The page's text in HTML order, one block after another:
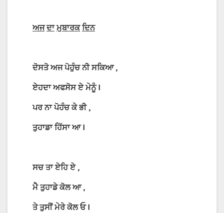
ਅਜ ਦਾ ਮੁਬਾਰਕ ਦਿਨ
ਦੋਸਤੋ ਅਜ ਪੋਹੁੰਚ ਨੀ ਸਕਿਆ,
ਏਹਦਾ ਅਫਸੋਸ ਏ ਮੇਨੂੰ I
ਪਰ ਨਾ ਪੋਹੰਚ ਕੇ ਭੀ,
ਤੁਹਾਡਾ ਹਿੱਸਾ ਆ I
ਸਚ ਤਾ ਏਹਿ ਏ,
ਮੈ ਤੁਹਾਡੇ ਕੋਲ ਆ,
ਤੇ ਤੁਸੀਂ ਮੇਰੇ ਕੋਲ ਓ I